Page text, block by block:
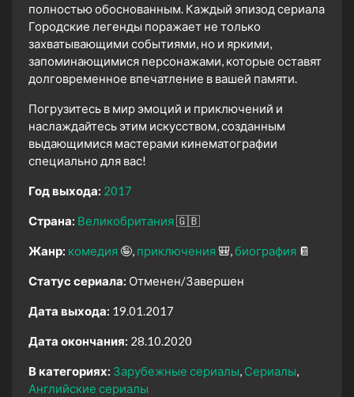
полностью обоснованным. Каждый эпизод сериала
Городские легенды поражает не только
захватывающими событиями, но и яркими,
запоминающимися персонажами, которые оставят
долговременное впечатление в вашей памяти.
Погрузитесь в мир эмоций и приключений и
наслаждайтесь этим искусством, созданным
выдающимися мастерами кинематографии
специально для вас!
Год выхода: 2017
Страна: Великобритания🇬🇧
Жанр: комедия 🤪 приключения 🎒 биография 📔
Статус сериала: Отменен/Завершен
Дата выхода: 19.01.2017
Дата окончания: 28.10.2020
В категориях: Зарубежные сериалы Сериалы
Английские сериалы